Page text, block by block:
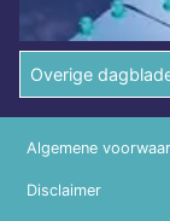
Overige
Algemene
Disclaimer